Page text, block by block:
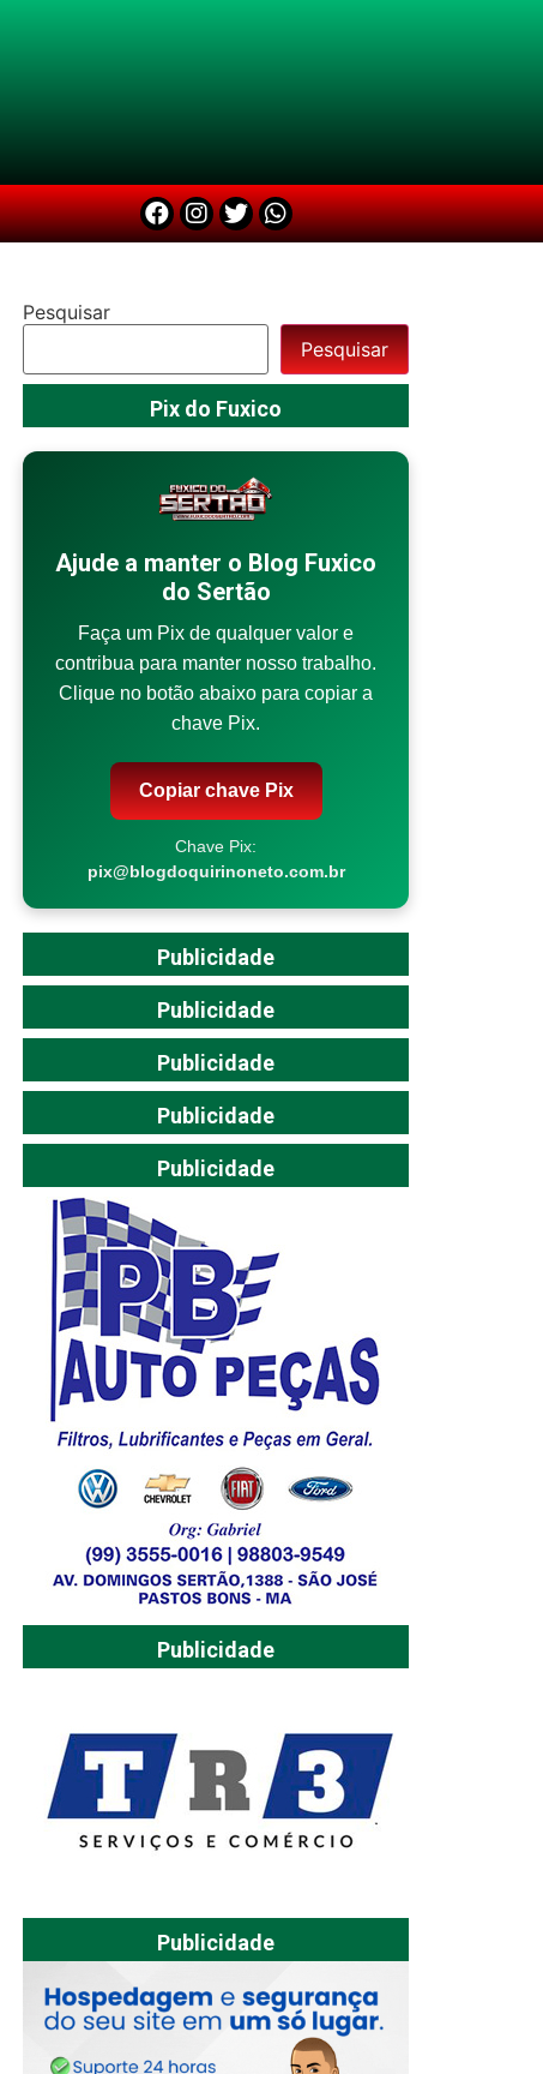
Pesquisar
Pesquisar
Pix do Fuxico
Ajude a manter o Blog Fuxico
do Sertão
Faça um Pix de qualquer valor e
contribua para manter nosso trabalho.
Clique no botão abaixo para copiar a
chave Pix.
Copiar chave Pix
Chave Pix:
pix@blogdoquirinoneto.com.br
Publicidade
Publicidade
Publicidade
Publicidade
Publicidade
Publicidade
Publicidade